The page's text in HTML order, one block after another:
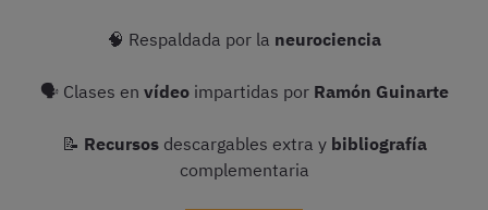
🧠 Respaldada por la neurociencia
🗣 Clases en vídeoimpartidas por Ramón Guinarte
📝 Recursos descargables extra y bibliografía
complementaria